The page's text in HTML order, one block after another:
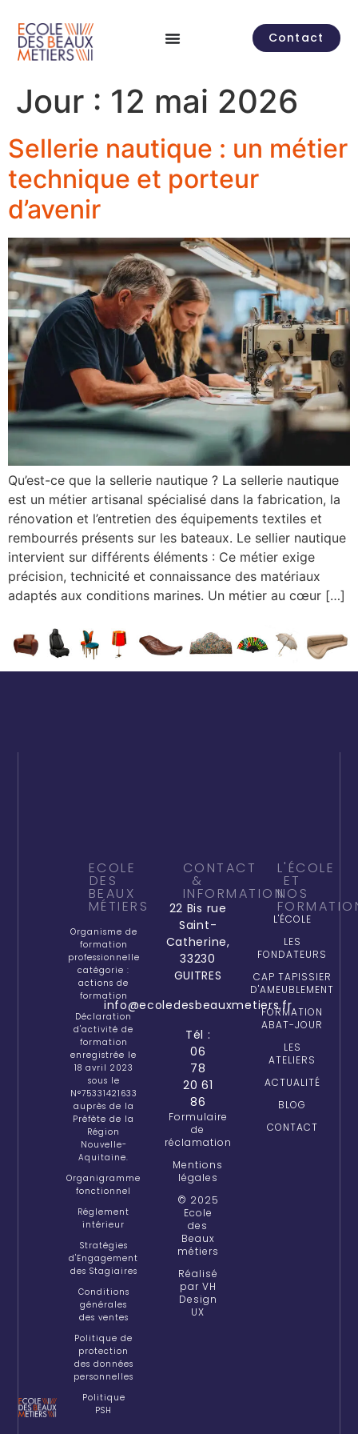
principal
Contact
Jour : 12 mai 2026
Sellerie nautique : un métier
technique et porteur
d’avenir
Qu’est-ce que la sellerie nautique ? La sellerie nautique
est un métier artisanal spécialisé dans la fabrication, la
rénovation et l’entretien des équipements textiles et
rembourrés présents sur les bateaux. Le sellier nautique
intervient sur différents éléments : Ce métier exige
précision, technicité et connaissance des matériaux
adaptés aux conditions marines. Un métier au cœur […]
ECOLE
DES
BEAUX
MÉTIERS
Organisme de
formation
professionnelle
catégorie :
actions de
formation
Déclaration
d'activité de
formation
enregistrée le
18 avril 2023
sous le
N°75331421633
auprès de la
Préfète de la
Région
Nouvelle-
Aquitaine.
Organigramme
fonctionnel
Réglement
intérieur
Stratégies
d'Engagement
des Stagiaires
Conditions
générales
des ventes
Politique de
protection
des données
personnelles
Politique
PSH
CONTACT
&
INFORMATION
22 Bis rue
Saint-
Catherine,
33230
GUITRES
info@ecoledesbeauxmetiers.fr
Tél :
06
78
20 61
86
Formulaire
de
réclamation
Mentions
légales
© 2025
Ecole
des
Beaux
métiers
Réalisé
par VH
Design
UX
L'ÉCOLE
ET
NOS
L'ÉCOLE
LES
FONDATEURS
CAP TAPISSIER
D'AMEUBLEMENT
FORMATION
ABAT-JOUR
LES
ATELIERS
ACTUALITÉ
BLOG
CONTACT